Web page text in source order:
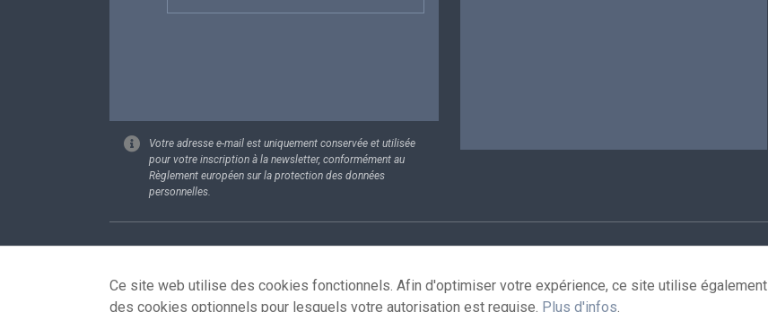
Votre adresse e-mail est uniquement conservée et utilisée
pour votre inscription à la newsletter, conformément au
Règlement européen sur la protection des données
personnelles.
Ce site web utilise des cookies fonctionnels. Afin d'optimiser votre expérience, ce site utilise également
des cookies optionnels pour lesquels votre autorisation est requise. Plus d'infos.